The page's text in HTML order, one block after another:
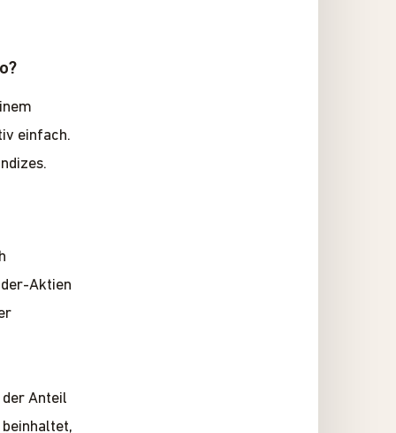
einfach.
Aktien
der Anteil